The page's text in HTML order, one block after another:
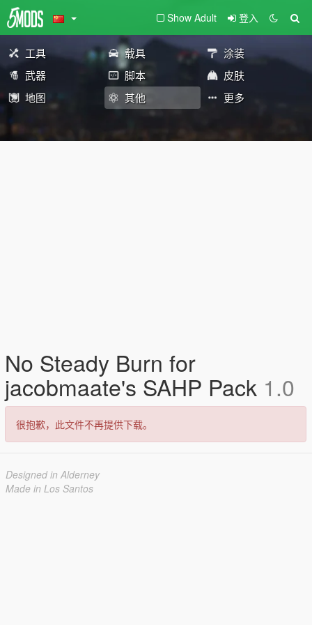
Show Adult 登入
工具 载具
涂装
武器
脚本
皮肤
地图
其他 更多
No Steady Burn for
jacobmaate's SAHP Pack 1.0
很抱歉，此文件不再提供下载。
Designed in Alderney
Made in Los Santos